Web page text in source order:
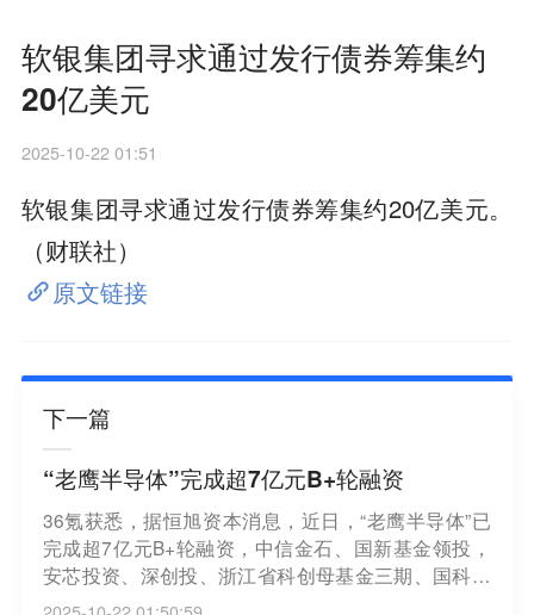
软银集团寻求通过发行债券筹集约
20亿美元
2025-10-22 01:51
软银集团寻求通过发行债券筹集约20亿美元。
（财联社）
原文链接
下一篇
“老鹰半导体”完成超7亿元B+轮融资
36氪获悉，据恒旭资本消息，近日，“老鹰半导体”已
完成超7亿元B+轮融资，中信金石、国新基金领投，
安芯投资、深创投、浙江省科创母基金三期、国科嘉
和、临港数科、曦晨资本等多家机构参投，老股东上